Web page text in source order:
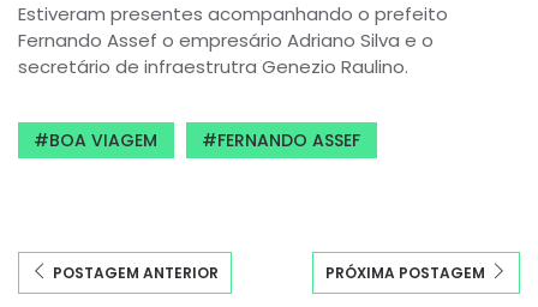
Estiveram presentes acompanhando o prefeito
Fernando Assef o empresário Adriano Silva e o
secretário de infraestrutra Genezio Raulino.
BOA VIAGEM FERNANDO ASSEF
POSTAGEM ANTERIOR PRÓXIMA POSTAGEM